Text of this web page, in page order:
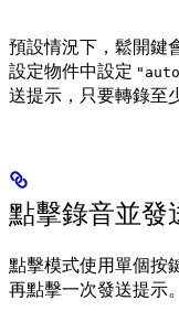
預設情況下，鬆開鍵
設定物件中設定
送提示，只要轉錄至
點擊錄音並發
點擊模式使用單個按
再點擊一次發送提示